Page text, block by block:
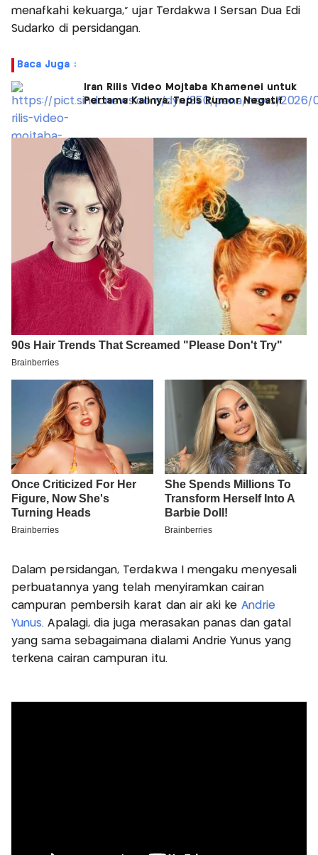
menafkahi kekuarga," ujar Terdakwa I Sersan Dua Edi
Sudarko di persidangan.
Baca Juga :
Iran Rilis Video Mojtaba Khamenei untuk
Pertama Kalinya, Tepis Rumor Negatif
Dalam persidangan, Terdakwa I mengaku menyesali
perbuatannya yang telah menyiramkan cairan
campuran pembersih karat dan air aki ke Andrie
Yunus. Apalagi, dia juga merasakan panas dan gatal
yang sama sebagaimana dialami Andrie Yunus yang
terkena cairan campuran itu.